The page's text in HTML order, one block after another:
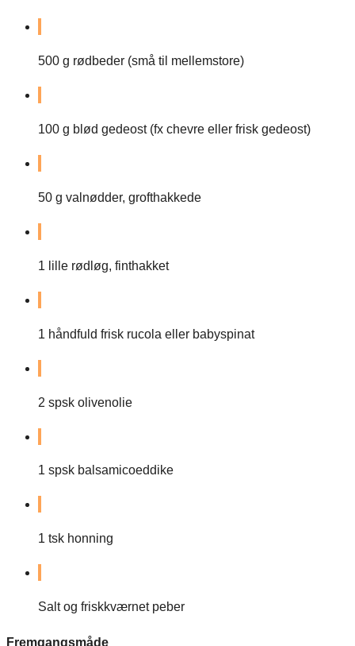
500 g rødbeder (små til mellemstore)
100 g blød gedeost (fx chevre eller frisk gedeost)
50 g valnødder, grofthakkede
1 lille rødløg, finthakket
1 håndfuld frisk rucola eller babyspinat
2 spsk olivenolie
1 spsk balsamicoeddike
1 tsk honning
Salt og friskkværnet peber
Fremgangsmåde